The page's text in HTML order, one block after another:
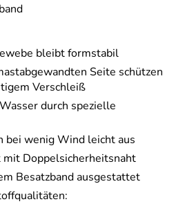
bleibt formstabil
Seite schützen
Verschleiß
durch spezielle
bei wenig Wind leicht aus
Doppelsicherheitsnaht
Besatzband ausgestattet